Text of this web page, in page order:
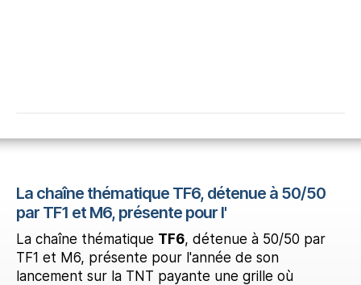
La chaîne thématique TF6, détenue à 50/50
par TF1 et M6, présente pour l'
La chaîne thématique TF6, détenue à 50/50 par
TF1 et M6, présente pour l'année de son
lancement sur la TNT payante une grille où